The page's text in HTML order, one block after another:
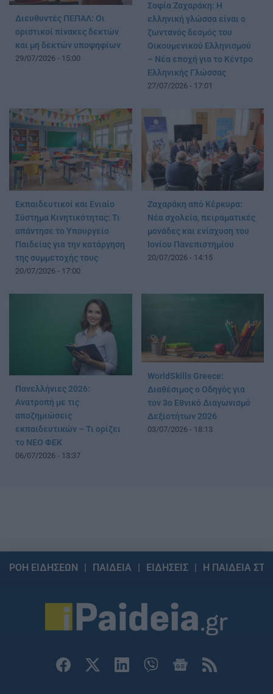
Διευθυντές ΠΕΠΑΛ: Οι
οριστικοί πίνακες δεκτών
και μη δεκτών υποψηφίων
29/07/2026 - 15:00
Σοφία Ζαχαράκη: Η
ελληνική γλώσσα είναι ο
ζωντανός δεσμός του
Οικουμενικού Ελληνισμού
– Νέα εποχή για το Κέντρο
Ελληνικής Γλώσσας
27/07/2026 - 17:01
Εκπαιδευτικοί και Ενιαίο
Σύστημα Κινητικότητας: Τι
απάντησε το Υπουργείο
Παιδείας για την κατάργηση
της συμμετοχής τους
20/07/2026 - 17:00
Ζαχαράκη από Κέρκυρα:
Νέα σχολεία, πειραματικές
μονάδες και ενίσχυση του
Ιονίου Πανεπιστημίου
20/07/2026 - 14:15
Πανελλήνιες 2026:
Ανατροπή με τις
αποζημιώσεις
εκπαιδευτικών – Τι ορίζει
το ΝΕΟ ΦΕΚ
06/07/2026 - 13:37
WorldSkills Greece:
Διαθέσιμος ο Οδηγός για
τον 3ο Εθνικό Διαγωνισμό
Δεξιοτήτων 2026
03/07/2026 - 18:13
ΡΟΗ ΕΙΔΗΣΕΩΝ ΠΑΙΔΕΙΑ ΕΙΔΗΣΕΙΣ Η ΠΑΙΔΕΙΑ